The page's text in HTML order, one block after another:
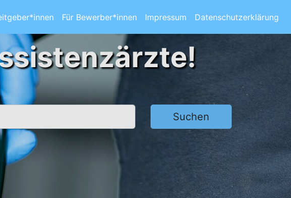
Für Bewerber*innen Impressum Datenschutzerklärung
Suchen